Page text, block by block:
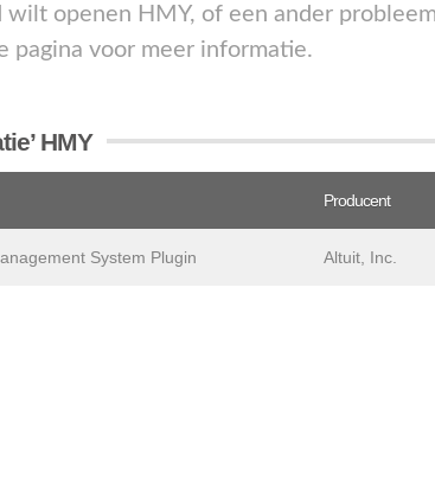
openen HMY, of een ander
pagina voor meer informatie.
HMY
Producent
System Plugin Altuit, Inc.